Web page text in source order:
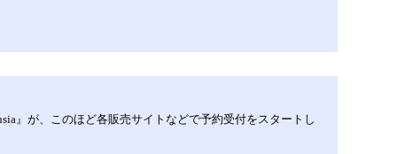
』が、このほど各販売サイトなどで予約受付をスタートし